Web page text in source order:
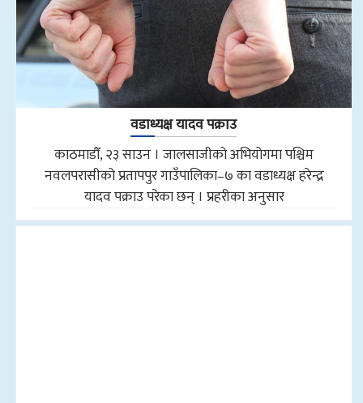
वडाध्यक्ष यादव पक्राउ
काठमाडौँ, २३ साउन । जालसाजीको अभियोगमा पश्चिम
नवलपरासीको प्रतापपुर गाउँपालिका–७ का वडाध्यक्ष हरेन्द्र
यादव पक्राउ परेका छन् । प्रहरीका अनुसार